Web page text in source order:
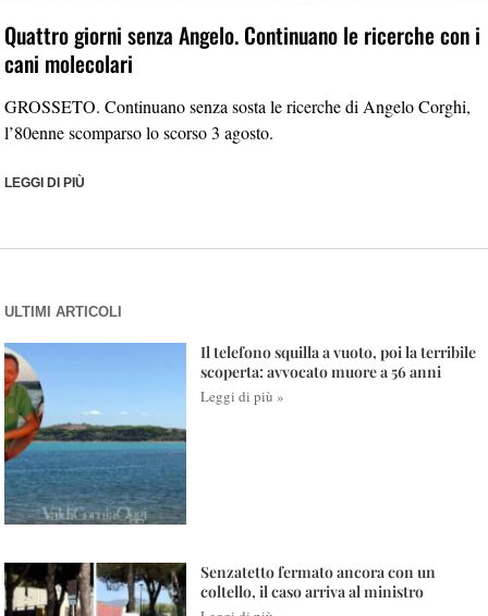
Quattro giorni senza Angelo. Continuano le ricerche con i
cani molecolari
GROSSETO. Continuano senza sosta le ricerche di Angelo Corghi,
l’80enne scomparso lo scorso 3 agosto.
LEGGI DI PIÙ
ULTIMI ARTICOLI
Il telefono squilla a vuoto, poi la terribile
scoperta: avvocato muore a 56 anni
Leggi di più »
Senzatetto fermato ancora con un
coltello, il caso arriva al ministro